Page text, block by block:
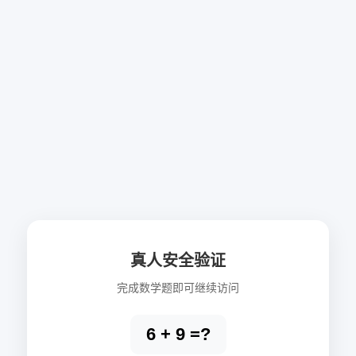
真人安全验证
完成数学题即可继续访问
6 + 9 =?